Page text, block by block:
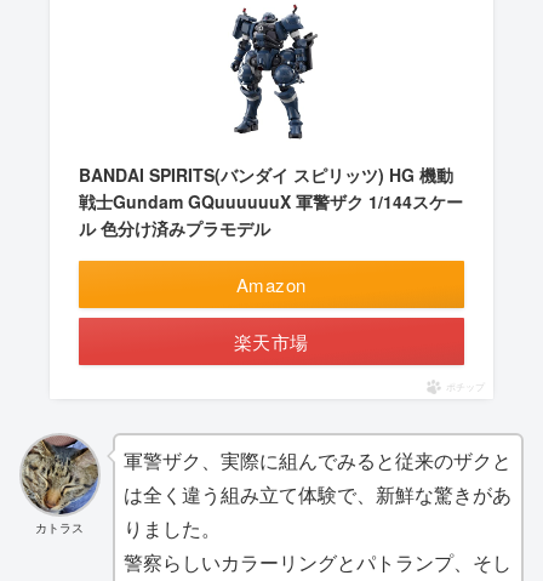
BANDAI SPIRITS(バンダイ スピリッツ) HG 機動
戦士Gundam GQuuuuuuX 軍警ザク 1/144スケー
ル 色分け済みプラモデル
Amazon
楽天市場
ポチップ
カトラス
軍警ザク、実際に組んでみると従来のザクと
は全く違う組み立て体験で、新鮮な驚きがあ
りました。
警察らしいカラーリングとパトランプ、そし